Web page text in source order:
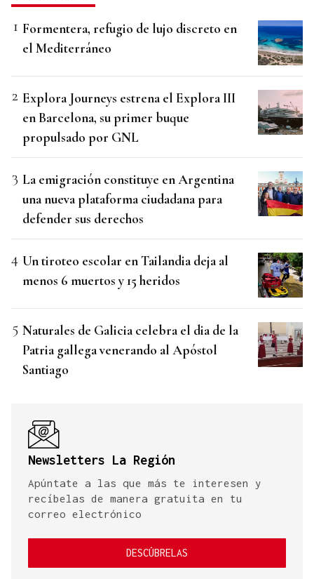
Formentera, refugio de lujo discreto en
el Mediterráneo
Explora Journeys estrena el Explora III
en Barcelona, su primer buque
propulsado por GNL
La emigración constituye en Argentina
una nueva plataforma ciudadana para
defender sus derechos
Un tiroteo escolar en Tailandia deja al
menos 6 muertos y 15 heridos
Naturales de Galicia celebra el dia de la
Patria gallega venerando al Apóstol
Santiago
Newsletters La Región
Apúntate a las que más te interesen y
recíbelas de manera gratuita en tu
correo electrónico
DESCÚBRELAS